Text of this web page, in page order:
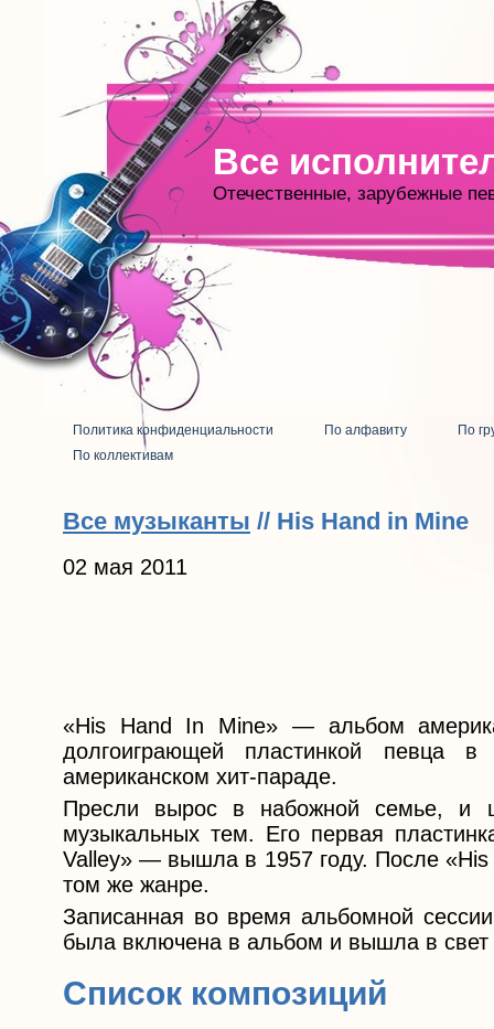
Все
Отечественные, зарубежные
Политика конфиденциальности По алфавиту
По
По коллективам
Все музыканты // His Hand in Mine
02 мая 2011
«His Hand In Mine» — альбом
долгоиграющей пластинкой
американском хит-параде.
Пресли вырос в набожной семье, и
музыкальных тем. Его первая
Valley» — вышла в 1957 году. После
том же жанре.
Записанная во время альбомной
была включена в альбом и вышла в
Список композиций